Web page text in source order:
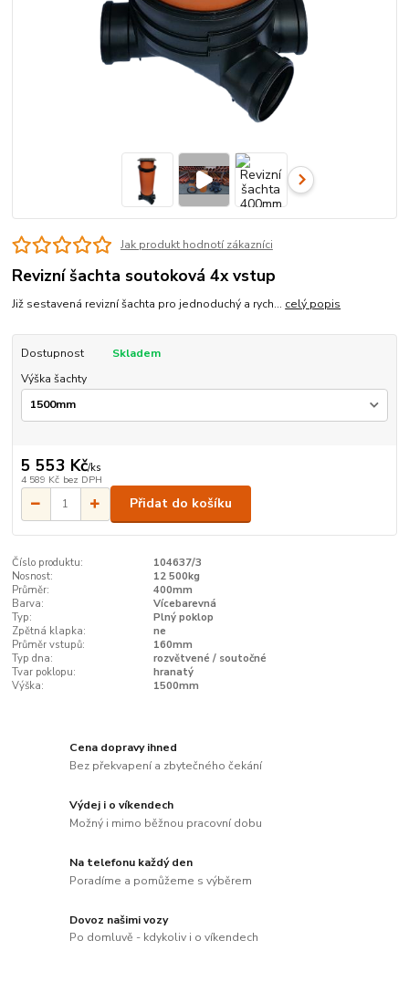
Jak produkt hodnotí zákazníci
Revizní šachta soutoková 4x vstup
Již sestavená revizní šachta pro jednoduchý a rych... celý popis
Dostupnost
Skladem
Výška šachty
5 553 Kč/ks
4 589 Kč bez DPH
Přidat do košíku
Číslo produktu:
104637/3
Nosnost:
12 500kg
Průměr:
400mm
Barva:
Vícebarevná
Typ:
Plný poklop
Zpětná klapka:
ne
Průměr vstupů:
160mm
Typ dna:
rozvětvené / soutočné
Tvar poklopu:
hranatý
Výška:
1500mm
Cena dopravy ihned
Bez překvapení a zbytečného čekání
Výdej i o víkendech
Možný i mimo běžnou pracovní dobu
Na telefonu každý den
Poradíme a pomůžeme s výběrem
Dovoz našimi vozy
Po domluvě - kdykoliv i o víkendech